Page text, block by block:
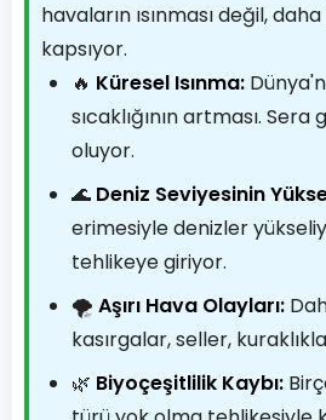
havaların ısınması değil,
kapsıyor.
🔥 Küresel Isınma:
sıcaklığının artması. Sera
oluyor.
🌊 Deniz Seviyesinin
erimesiyle denizler
tehlikeye giriyor.
🌪️ Aşırı Hava Olayları:
kasırgalar, seller,
🌿 Biyoçeşitlilik Kaybı: